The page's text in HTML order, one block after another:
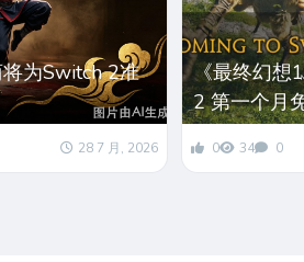
为Switch 2准
28 7 月, 2026
《最终幻想
2 第一个月
0 34 0